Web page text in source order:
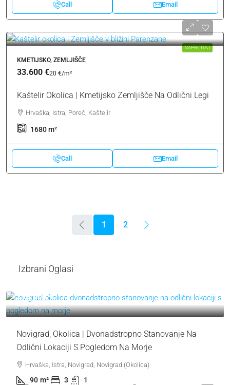
Call Email
NAPRODAJ
KMETIJSKO, ZEMLJIŠČE
33.600 €20 €/m²
Kaštelir Okolica | Kmetijsko Zemljišče Na Odlični Legi
Hrvaška, Istra, Poreč, Kaštelir
1680m²
Call Email
1 2
Izbrani Oglasi
319.000 €
3.544 €
Novigrad, Okolica | Dvonadstropno Stanovanje Na
Odlični Lokaciji S Pogledom Na Morje
Hrvaška, Istra, Novigrad, Novigrad (Okolica)
90 m² 3 1